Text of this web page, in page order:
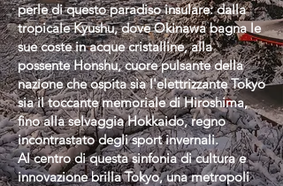
perle di questo paradiso insulare: dalla
tropicale Kyushu, dove Okinawa bagna le
sue coste in acque cristalline, alla
possente Honshu, cuore pulsante della
nazione che ospita sia l'elettrizzante Tokyo
sia il toccante memoriale di Hiroshima,
fino alla selvaggia Hokkaido, regno
incontrastato degli sport invernali.
Al centro di questa sinfonia di cultura e
innovazione brilla Tokyo, una metropoli